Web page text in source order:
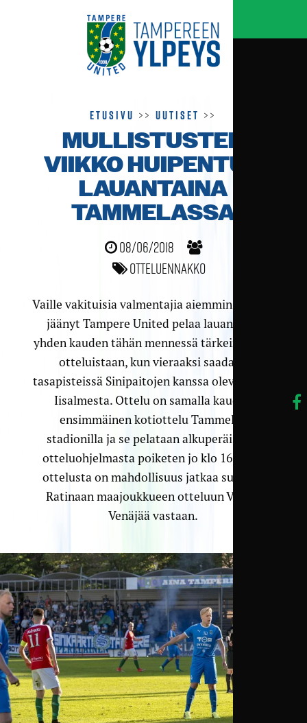
Etusivu >>Uutiset >>
MULLISTUSTEN
VIIKKO HUIPENTUU
LAUANTAINA
TAMMELASSA
08/06/2018
Otteluennakko
Vaille vakituisia valmentajia aiemmin viikolla
jäänyt Tampere United pelaa lauantaina
yhden kauden tähän mennessä tärkeimmistä
otteluistaan, kun vieraaksi saadaan
tasapisteissä Sinipaitojen kanssa oleva PK-37
Iisalmesta. Ottelu on samalla kauden
ensimmäinen kotiottelu Tammelan
stadionilla ja se pelataan alkuperäisestä
otteluohjelmasta poiketen jo klo 16, jotta
ottelusta on mahdollisuus jatkaa suoraan
Ratinaan maajoukkueen otteluun Valko-
Venäjää vastaan.